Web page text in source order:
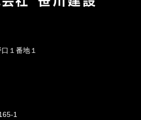
１番地１
1